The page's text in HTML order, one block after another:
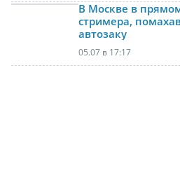
В Москве в
стримера,
автозаку
05.07 в 17:17